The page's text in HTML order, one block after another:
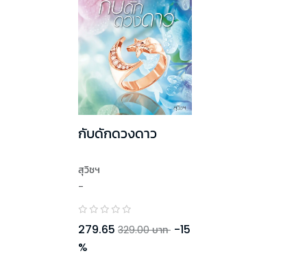
กับดักดวงดาว
สุวิชฯ
-
279.65 329.00 บาท -15
%